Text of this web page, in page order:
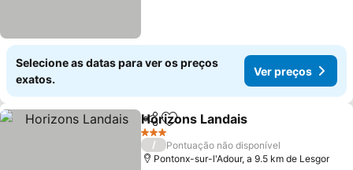
Selecione as datas para ver os preços
exatos.
Ver preços
PartilharAdicionar aos favoritos
Horizons Landais
3 Estrelas
/
Pontuação não disponível
Pontonx-sur-l'Adour, a 9.5 km de Lesgor